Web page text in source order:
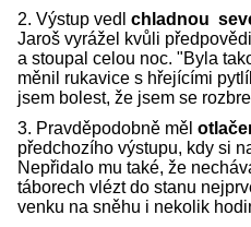
2. Výstup vedl chladnou
Jaroš vyrážel kvůli
a stoupal celou noc. "Byla
měnil rukavice s hřejícími
jsem bolest, že jsem se
3. Pravděpodobně měl
předchozího výstupu, kdy si
Nepřidalo mu také, že
táborech vlézt do stanu
venku na sněhu i nekolik